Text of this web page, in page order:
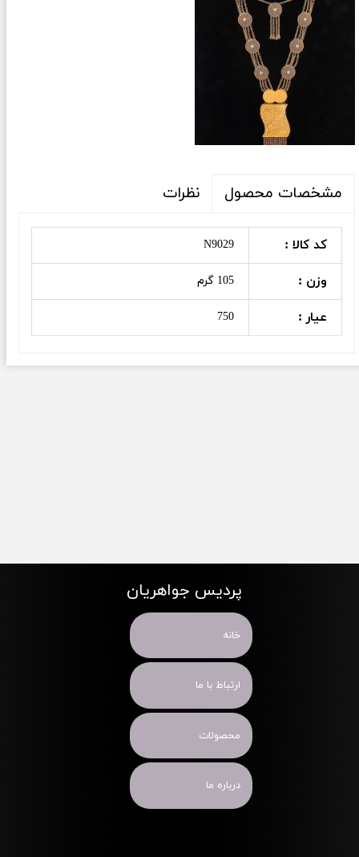
مشخصات محصول نظرات
کد کالا : N9029
وزن : 105 گرم
عیار : 750
پردیس جواهریان
خانه
ارتباط با ما
محصولات
درباره ما